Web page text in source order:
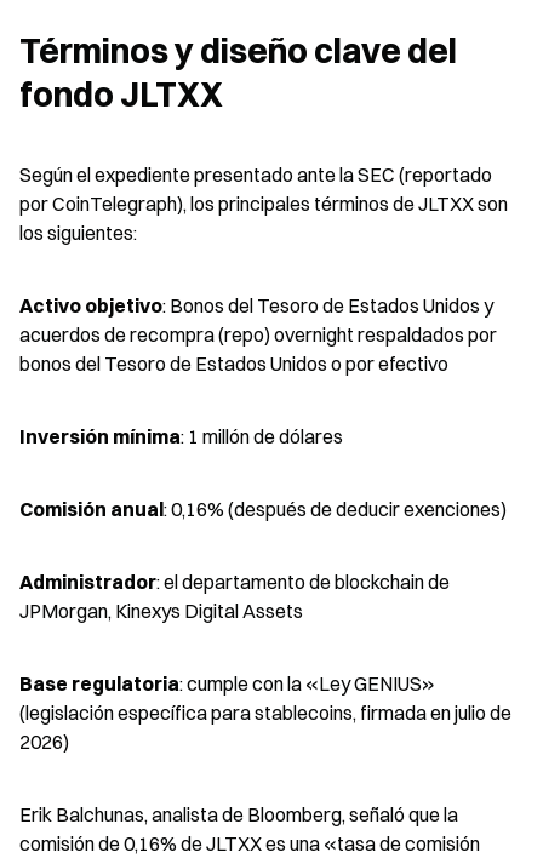
Términos y diseño clave del
fondo JLTXX
Según el expediente presentado ante la SEC (reportado
por CoinTelegraph), los principales términos de JLTXX son
los siguientes:
Activo objetivo: Bonos del Tesoro de Estados Unidos y
acuerdos de recompra (repo) overnight respaldados por
bonos del Tesoro de Estados Unidos o por efectivo
Inversión mínima: 1 millón de dólares
Comisión anual: 0,16% (después de deducir exenciones)
Administrador: el departamento de blockchain de
JPMorgan, Kinexys Digital Assets
Base regulatoria: cumple con la «Ley GENIUS»
(legislación específica para stablecoins, firmada en julio de
2026)
Erik Balchunas, analista de Bloomberg, señaló que la
comisión de 0,16% de JLTXX es una «tasa de comisión